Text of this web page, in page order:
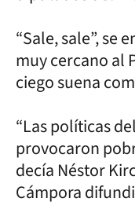
“Sale, sale”, se
muy cercano al
ciego suena
“Las políticas
provocaron
decía Néstor
Cámpora